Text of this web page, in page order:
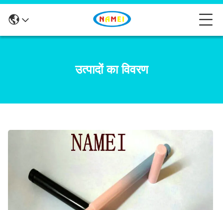
उत्पादों का विवरण